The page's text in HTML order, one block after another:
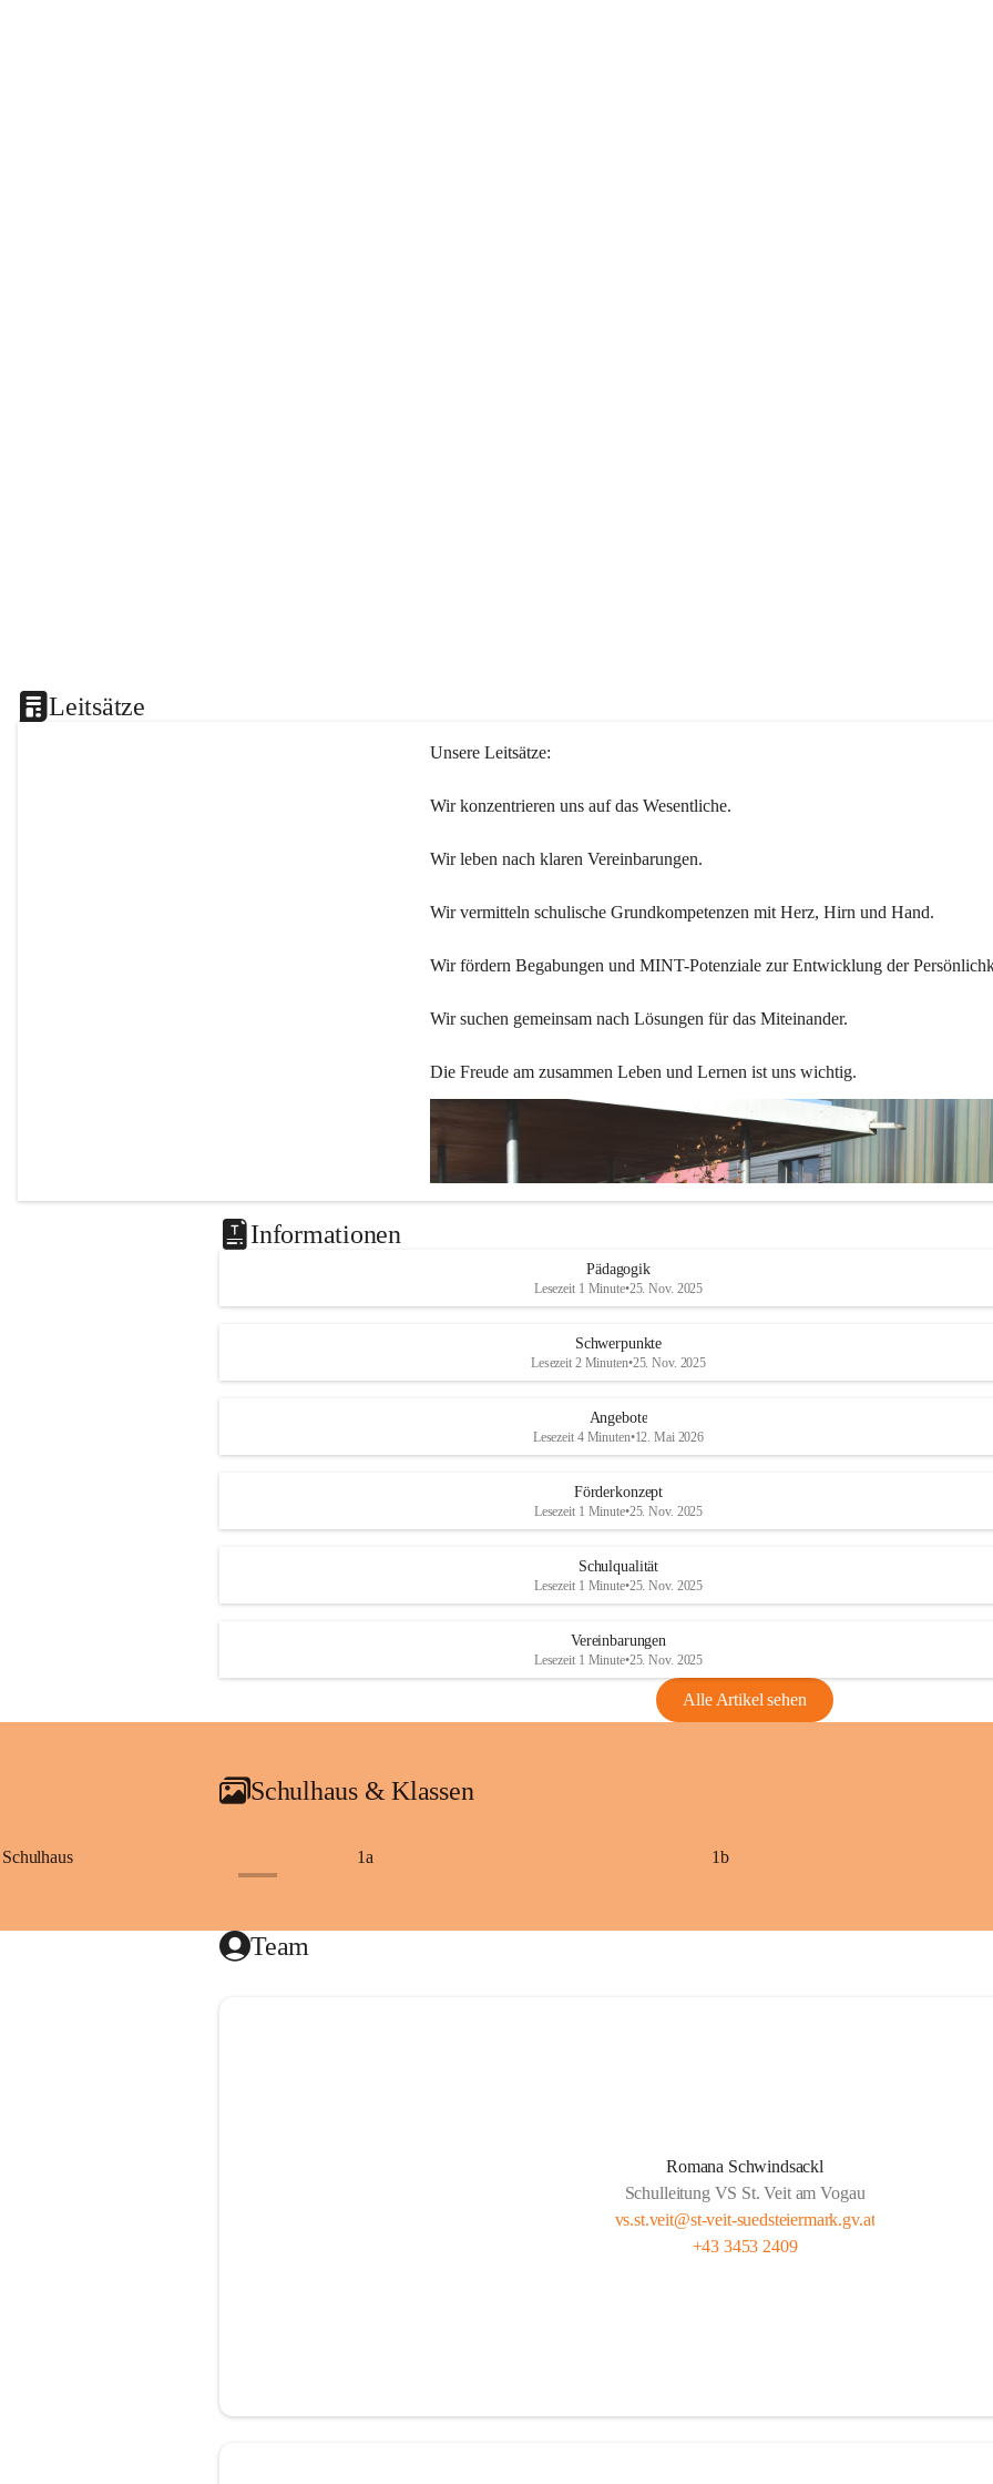
Leitsätze
Unsere Leitsätze:
Wir konzentrieren uns auf das Wesentliche.
Wir leben nach klaren Vereinbarungen.
Wir vermitteln schulische Grundkompetenzen mit Herz, Hirn und Hand.
Wir fördern Begabungen und MINT-Potenziale zur Entwicklung der
Wir suchen gemeinsam nach Lösungen für das Miteinander.
Die Freude am zusammen Leben und Lernen ist uns wichtig.
Informationen
Pädagogik
Lesezeit 1 Minute•25. Nov. 2025
Schwerpunkte
Lesezeit 2 Minuten•25. Nov. 2025
Angebote
Lesezeit 4 Minuten•12. Mai 2026
Förderkonzept
Lesezeit 1 Minute•25. Nov. 2025
Schulqualität
Lesezeit 1 Minute•25. Nov. 2025
Vereinbarungen
Lesezeit 1 Minute•25. Nov. 2025
Alle Artikel sehen
Schulhaus & Klassen
Schulhaus 1a 1b
Team
Romana Schwindsackl
Schulleitung VS St. Veit am Vogau
vs.st.veit@st-veit-suedsteiermark.gv.at
+43 3453 2409